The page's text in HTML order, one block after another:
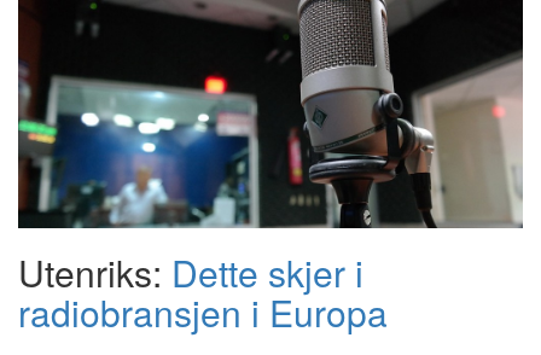
Utenriks: Dette skjer i
radiobransjen i Europa